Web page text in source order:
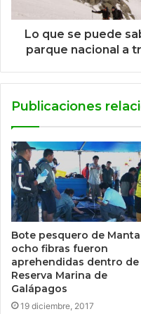
Lo que se puede
parque nacional a
Publicaciones
Bote pesquero de
ocho fibras fueron
aprehendidas dentro de
Reserva Marina de
Galápagos
19 diciembre, 2017